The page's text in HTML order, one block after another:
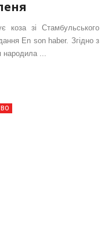
коза зі Стамбульського
En son haber. Згідно з
...